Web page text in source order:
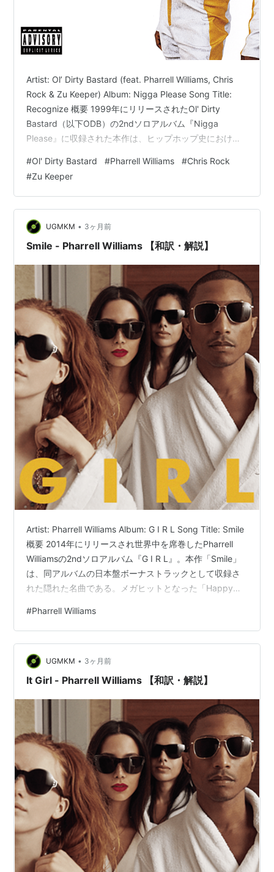
Artist: Ol’ Dirty Bastard (feat. Pharrell Williams, Chris
Rock & Zu Keeper) Album: Nigga Please Song Title:
Recognize 概要 1999年にリリースされたOl' Dirty
Bastard（以下ODB）の2ndソロアルバム『Nigga
Please』に収録された本作は、ヒップホップ史における
として頭角を現し始めたThe Neptunes（Pharrell
WilliamsとChad Hugo）による未来的かつミニマルなフ
ァンク・ビー…
#Ol' Dirty Bastard #Pharrell Williams #Chris Rock
#Zu Keeper
UGMKM • 3ヶ月前
Smile - Pharrell Williams 【和訳・解説】
Artist: Pharrell Williams Album: G I R L Song Title: Smile
概要 2014年にリリースされ世界中を席巻したPharrell
Williamsの2ndソロアルバム『G I R L』。本作「Smile」
は、同アルバムの日本盤ボーナストラックとして収録さ
れた隠れた名曲である。メガヒットとなった「Happy」
とThe Neptunes直系のタイトなパーカッションが融合し
た、極めてソウルフルでパーソナルな楽曲だ。歌詞で
は、愛する女性や家族への深い愛情を言葉で表現しきれ
ず、ただ「微笑む」ことしかでき…
#Pharrell Williams
UGMKM • 3ヶ月前
It Girl - Pharrell Williams 【和訳・解説】